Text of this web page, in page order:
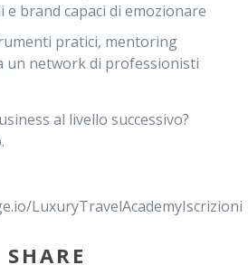
brand capaci di emozionare
pratici, mentoring
un network di professionisti
al livello successivo?
LuxuryTravelAcademyIscrizioni
SHARE